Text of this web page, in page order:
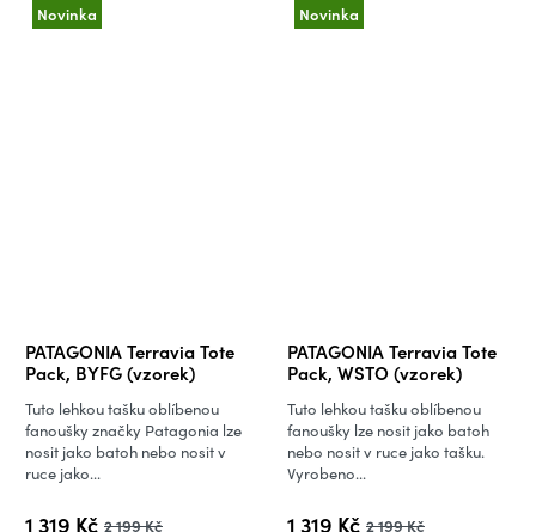
Novinka
PATAGONIA Terravia Tote
Pack, BYFG (vzorek)
1 319 Kč 2 199 Kč
Tuto lehkou tašku oblíbenou
fanoušky značky Patagonia lze
nosit jako batoh nebo nosit v
ruce jako...
Novinka
PATAGONIA Terravia Tote
Pack, WSTO (vzorek)
1 319 Kč 2 199 Kč
Tuto lehkou tašku oblíbenou
fanoušky lze nosit jako batoh
nebo nosit v ruce jako tašku.
Vyrobeno...